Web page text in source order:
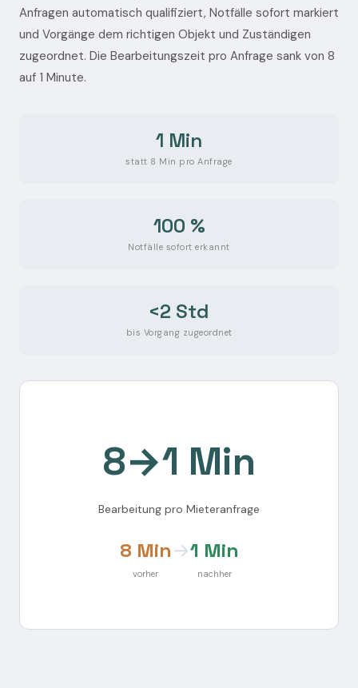
Anfragen automatisch qualifiziert, Notfälle sofort markiert
und Vorgänge dem richtigen Objekt und Zuständigen
zugeordnet. Die Bearbeitungszeit pro Anfrage sank von 8
auf 1 Minute.
1 Min
statt 8 Min pro Anfrage
100 %
Notfälle sofort erkannt
<2 Std
bis Vorgang zugeordnet
8→1 Min
Bearbeitung pro Mieteranfrage
8 Min
vorher
→1 Min
nachher